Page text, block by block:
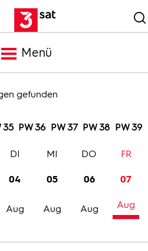
Menü
Trailer
Bilder
gefunden
35 PW 36 PW 37 PW 38 PW 39
04
Aug
DI
05
Aug
MI
06
Aug
DO
07
Aug
FR